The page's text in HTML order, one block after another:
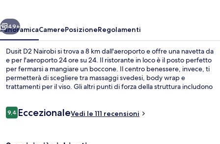
Avanti
49+
PanoramicaCamerePosizioneRegolamenti
Dusit D2 Nairobi si trova a 8 km dall'aeroporto e offre una navetta da
e per l'aeroporto 24 ore su 24. Il ristorante in loco è il posto perfetto
per fermarsi a mangiare un boccone. Il centro benessere, invece, ti
permetterà di scegliere tra massaggi svedesi, body wrap e
trattamenti per il viso. Gli altri punti di forza della struttura includono
Recensioni
9,49,4 su 10
EccezionaleVedi le 111 recensioni